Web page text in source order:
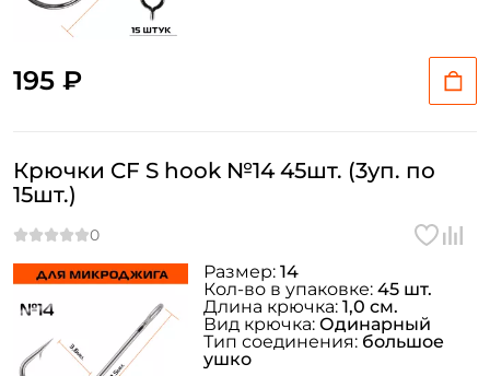
195 ₽
Крючки CF S hook №14 45шт. (3уп. по
15шт.)
Размер: 14
Кол-во в упаковке: 45 шт.
Длина крючка: 1,0 см.
Вид крючка: Одинарный
Тип соединения: большое
ушко